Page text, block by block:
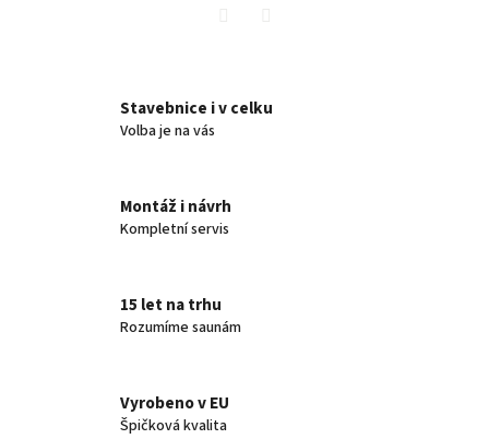
Stavebnice i v celku
Volba je na vás
Montáž i návrh
Kompletní servis
15 let na trhu
Rozumíme saunám
Vyrobeno v EU
Špičková kvalita